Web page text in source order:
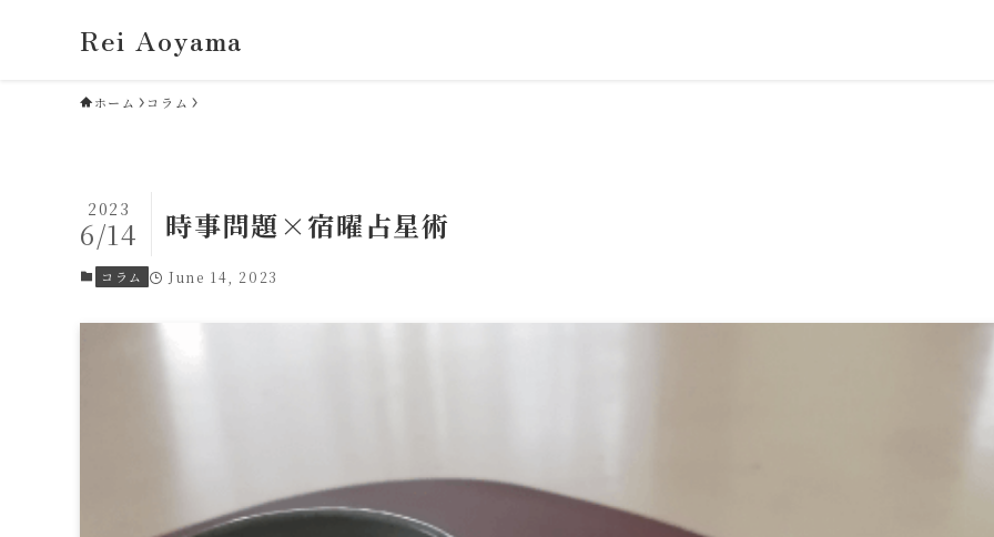
Rei Aoyama
ホーム コラム
時事問題×宿曜占星術
2023
6/14
コラム June 14, 2023